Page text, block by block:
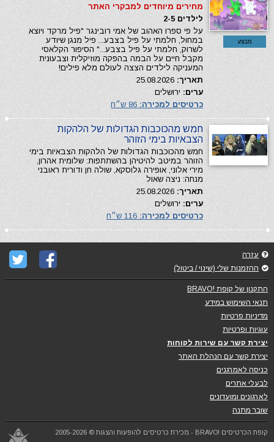
מבצע
מחירים מיוחדים למבקרי האתר
לילדים 2-5
על פי ספרו האהוב של אמי רובינגר "פיל מרקד ויוצא
במחול, חלמתי על פיל בצבע... פיל מנגן שיודע
לשרוק, חלמתי על פיל בצבע..." הסיפור הקלאסי
מקבל חיים על הבמה בהפקה מוזיקלית וצבעונית
המעניקה לילדים הצצה לעולם מלא פילים!
תאריך:
ערים: ירושלים
כרטיסים למכירה:
חמש מהכוכבות הגדולות של הלהקות
הצבאיות בימי הזוהר
חמש מהכוכבות הגדולות של הלהקות הצבאיות בימי
הזוהר במיטב להיטיהן בהשתתפות: שלומית אהרון,
מירי אלוני, אופירה גלוסקא, שולה חן ודורית ראובני
מנחה: ניצה שאול
תאריך:
ערים: ירושלים
כרטיסים למכירה:
עזרה
ההזמנות שלי (שינוי / ביטול)
התקנון של קופת !BRAVO
תנאי השימוש במידע
מדיניות פרטיות
עוגיות ופרטיות
יצירת קשר עם שירות לקוחות
יצירת קשר עם הנהלת האתר
כניסה לאמרגנים
לבעלי אתרים
לארגונים ומועדונים
שובר מתנה
קופת הכרטיסים !BRAVO - מכירת כרטיסים להופעות והצגות © 2005-2026